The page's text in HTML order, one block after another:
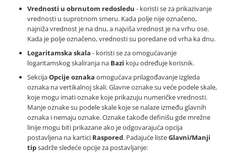
Vrednosti u obrnutom redosledu - koristi se za prikazivanje
vrednosti u suprotnom smeru. Kada polje nije označeno,
najniža vrednost je na dnu, a najviša vrednost je na vrhu ose.
Kada je polje označeno, vrednosti su poredane od vrha ka dnu.
Logaritamska skala - koristi se za omogućavanje
logaritamskog skaliranja na Bazi koju određuje korisnik.
SekcijaOpcije oznaka omogućava prilagođavanje izgleda
oznaka na vertikalnoj skali. Glavne oznake su veće podele skale,
koje mogu imati oznake koje prikazuju numeričke vrednosti.
Manje oznake su podele skale koje se nalaze između glavnih
oznaka i nemaju oznake. Oznake takođe definišu gde mrežne
linije mogu biti prikazane ako je odgovarajuća opcija
postavljena na kartici Raspored. Padajuće listeGlavni/Manji
tipsadrže sledeće opcije za postavljanje: